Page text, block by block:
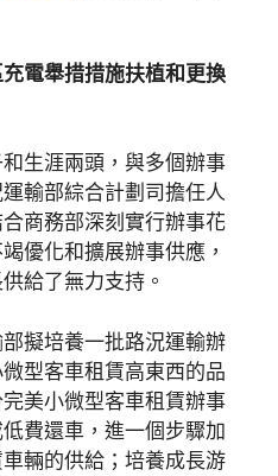
電舉措措施扶植和更換
生涯兩頭，與多個辦事
輸部綜合計劃司擔任人
商務部深刻實行辦事花
優化和擴展辦事供應，
給了無力支持。
擬培養一批路況運輸辦
型客車租賃高東西的品
美小微型客車租賃辦事
費還車，進一個步驟加
輛的供給；培養成長游